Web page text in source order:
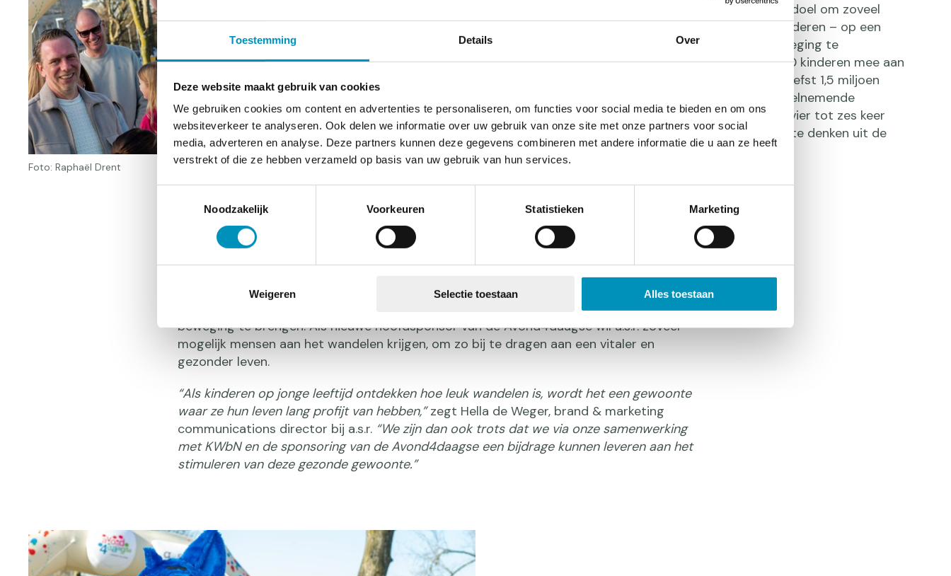
Toestemming Details Over
Deze website maakt gebruik van cookies
We gebruiken cookies om content en advertenties te personaliseren, om functies voor social media te bieden en om ons
websiteverkeer te analyseren. Ook delen we informatie over uw gebruik van onze site met onze partners voor social
media, adverteren en analyse. Deze partners kunnen deze gegevens combineren met andere informatie die u aan ze heeft
verstrekt of die ze hebben verzameld op basis van uw gebruik van hun services.
Noodzakelijk
Voorkeuren Statistieken Marketing
Weigeren Selectie toestaan Alles toestaan
Foto: Raphaël Drent
Het officiële Avond4daagselied heeft als doel om zoveel
mogelijk mensen – en in het bijzonder kinderen – op een
toegankelijke en plezierige manier in beweging te
brengen. Jaarlijks doen ongeveer 500.000 kinderen mee aan
de Avond4daagse, in totaal zijn er maar liefst 1,5 miljoen
mensen bij betrokken. Met ruim 6.500 deelnemende
basisscholen, en kinderen die gemiddeld vier tot zes keer
meedoen, is deze traditie niet meer weg te denken uit de
Nederlandse samenleving.
Een vitaler en gezonder leven
De introductie van het lied en de commercial maken deel uit van de meerjarige
samenwerking tussen a.s.r. en KWbN. Om samen Nederland letterlijk en figuurlijk in
beweging te brengen. Als nieuwe hoofdsponsor van de Avond4daagse wil a.s.r. zoveel
mogelijk mensen aan het wandelen krijgen, om zo bij te dragen aan een vitaler en
gezonder leven.
“Als kinderen op jonge leeftijd ontdekken hoe leuk wandelen is, wordt het een gewoonte
waar ze hun leven lang profijt van hebben,”zegt Hella de Weger, brand & marketing
communications director bij a.s.r. “We zijn dan ook trots dat we via onze samenwerking
met KWbN en de sponsoring van de Avond4daagse een bijdrage kunnen leveren aan het
stimuleren van deze gezonde gewoonte.”